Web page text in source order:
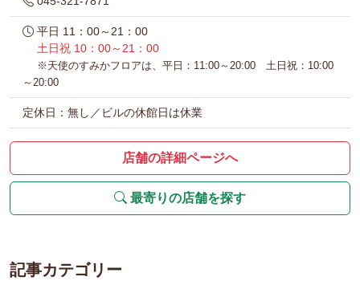
平日 11：00～21：00
土日祝 10：00～21：00
※天使のすみかフロアは、平日：11:00～20:00 土日祝：10:00
～20:00
定休日：無し／ビルの休館日は休業
店舗の詳細ページへ
最寄りの店舗を探す
記事カテゴリー